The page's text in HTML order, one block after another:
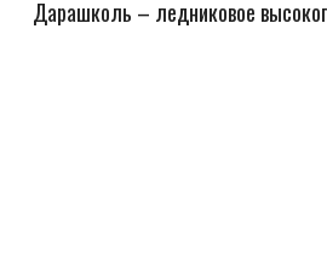
Дарашколь – ледниковое